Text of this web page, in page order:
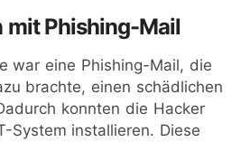
Phishing-Mail
war eine Phishing-Mail, die
brachte, einen schädlichen
konnten die Hacker
System installieren. Diese